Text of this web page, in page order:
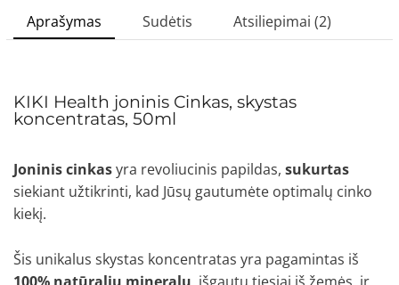
Aprašymas Sudėtis Atsiliepimai (2)
KIKI Health joninis Cinkas, skystas
koncentratas, 50ml
Joninis cinkasyra revoliucinis papildas, sukurtas
siekiant užtikrinti, kad Jūsų gautumėte optimalų cinko
kiekį.
Šis unikalus skystas koncentratas yra pagamintas iš